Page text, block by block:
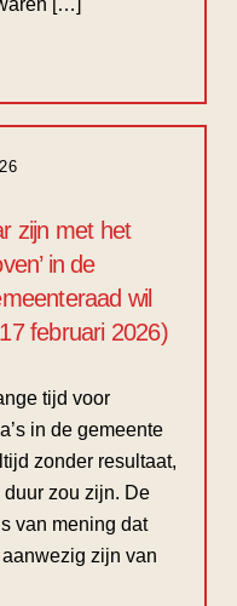
[…]
zijn met het
in de
wil
februari 2026)
tijd voor
in de gemeente
zonder resultaat,
zou zijn. De
van mening dat
zijn van